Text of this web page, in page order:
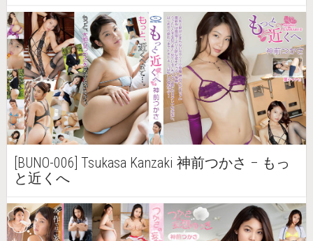
[BUNO-006] Tsukasa Kanzaki 神前つかさ – もっ
と近くへ